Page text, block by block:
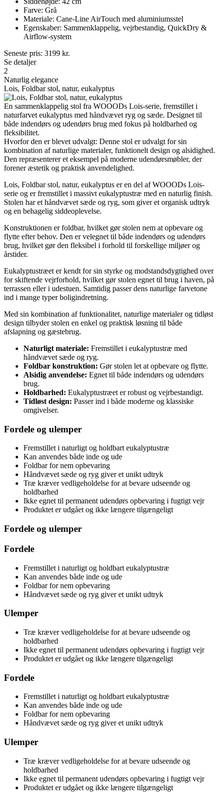
Farve: Grå
Materiale: Cane-Line AirTouch med aluminiumsstel
Egenskaber: Sammenklappelig, vejrbestandig, QuickDry &
Airflow-system
Seneste pris: 3199 kr.
Se detaljer
2
Naturlig elegance
Lois, Foldbar stol, natur, eukalyptus
En sammenklappelig stol fra WOOODs Lois-serie, fremstillet i
naturfarvet eukalyptus med håndvævet ryg og sæde. Designet til
både indendørs og udendørs brug med fokus på holdbarhed og
fleksibilitet.
Hvorfor den er blevet udvalgt: Denne stol er udvalgt for sin
kombination af naturlige materialer, funktionelt design og alsidighed.
Den repræsenterer et eksempel på moderne udendørsmøbler, der
forener æstetik og praktisk anvendelighed.
Lois, Foldbar stol, natur, eukalyptus er en del af WOOODs Lois-
serie og er fremstillet i massivt eukalyptustræ med en naturlig finish.
Stolen har et håndvævet sæde og ryg, som giver et organisk udtryk
og en behagelig siddeoplevelse.
Konstruktionen er foldbar, hvilket gør stolen nem at opbevare og
flytte efter behov. Den er velegnet til både indendørs og udendørs
brug, hvilket gør den fleksibel i forhold til forskellige miljøer og
årstider.
Eukalyptustræet er kendt for sin styrke og modstandsdygtighed over
for skiftende vejrforhold, hvilket gør stolen egnet til brug i haven, på
terrassen eller i udestuen. Samtidig passer dens naturlige farvetone
ind i mange typer boligindretning.
Med sin kombination af funktionalitet, naturlige materialer og tidløst
design tilbyder stolen en enkel og praktisk løsning til både
afslapning og gæstebrug.
Naturligt materiale: Fremstillet i eukalyptustræ med
håndvævet sæde og ryg.
Foldbar konstruktion: Gør stolen let at opbevare og flytte.
Alsidig anvendelse: Egnet til både indendørs og udendørs
brug.
Holdbarhed: Eukalyptustræet er robust og vejrbestandigt.
Tidløst design: Passer ind i både moderne og klassiske
omgivelser.
Fordele og ulemper
Fremstillet i naturligt og holdbart eukalyptustræ
Kan anvendes både inde og ude
Foldbar for nem opbevaring
Håndvævet sæde og ryg giver et unikt udtryk
Træ kræver vedligeholdelse for at bevare udseende og
holdbarhed
Ikke egnet til permanent udendørs opbevaring i fugtigt vejr
Produktet er udgået og ikke længere tilgængeligt
Fordele og ulemper
Fordele
Fremstillet i naturligt og holdbart eukalyptustræ
Kan anvendes både inde og ude
Foldbar for nem opbevaring
Håndvævet sæde og ryg giver et unikt udtryk
Ulemper
Træ kræver vedligeholdelse for at bevare udseende og
holdbarhed
Ikke egnet til permanent udendørs opbevaring i fugtigt vejr
Produktet er udgået og ikke længere tilgængeligt
Fordele
Fremstillet i naturligt og holdbart eukalyptustræ
Kan anvendes både inde og ude
Foldbar for nem opbevaring
Håndvævet sæde og ryg giver et unikt udtryk
Ulemper
Træ kræver vedligeholdelse for at bevare udseende og
holdbarhed
Ikke egnet til permanent udendørs opbevaring i fugtigt vejr
Produktet er udgået og ikke længere tilgængeligt